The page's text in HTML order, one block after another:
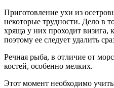
Приготовление ухи из
некоторые трудности. Дело в
хряща у них проходит визига,
поэтому ее следует удалить
Речная рыба, в отличие от
костей, особенно мелких.
Этот момент необходимо